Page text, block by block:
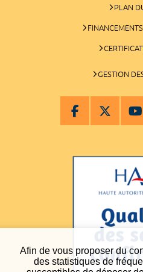
Afin de vous proposer du
des statistiques de
PLAN
GESTION